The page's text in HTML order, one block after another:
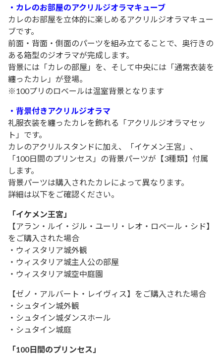
・カレのお部屋のアクリルジオラマキューブ
カレのお部屋を立体的に楽しめるアクリルジオラマキュー
ブです。
前面・背面・側面のパーツを組み立てることで、奥行きの
ある箱型のジオラマが完成します。
背景には「カレの部屋」を、そして中央には「通常衣装を
纏ったカレ」が登場。
※100プリのロベールは温室背景となります
・背景付きアクリルジオラマ
礼服衣装を纏ったカレを飾れる「アクリルジオラマセッ
ト」です。
カレのアクリルスタンドに加え、「イケメン王宮」、
「100日間のプリンセス」の背景パーツが【3種類】付属
します。
背景パーツは購入されたカレによって異なります。
詳細は以下をご確認ください。
「イケメン王宮」
【アラン・ルイ・ジル・ユーリ・レオ・ロベール・シド】
をご購入された場合
・ウィスタリア城外観
・ウィスタリア城主人公の部屋
・ウィスタリア城空中庭園
【ゼノ・アルバート・レイヴィス】をご購入された場合
・シュタイン城外観
・シュタイン城ダンスホール
・シュタイン城庭
「100日間のプリンセス」